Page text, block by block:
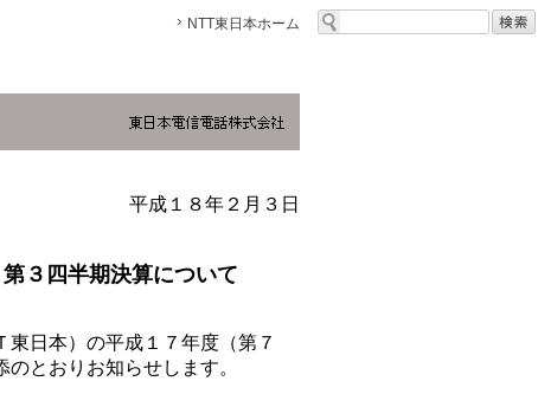
NTT東日本ホーム
平成１８年２月３日
３四半期決算について
日本）の平成１７年度（第７
とおりお知らせします。